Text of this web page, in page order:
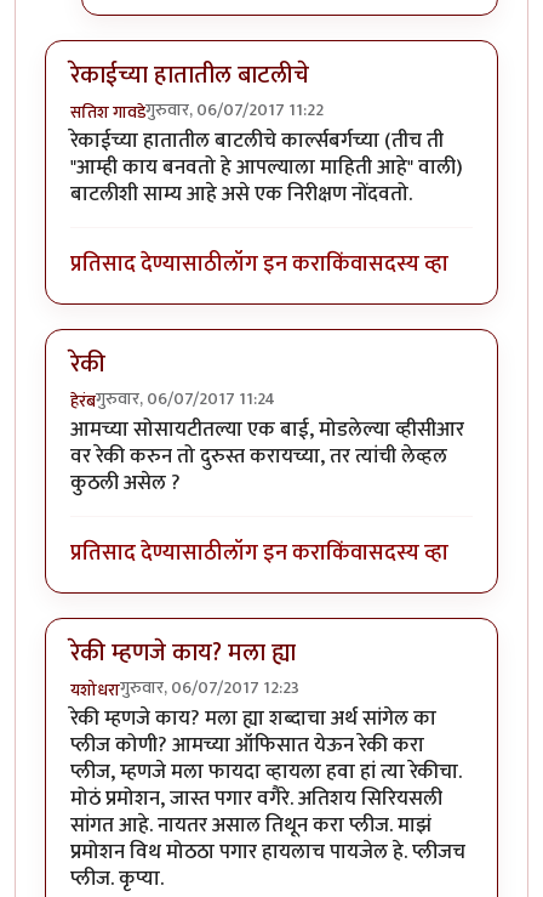
रेकाईच्या हातातील बाटलीचे
सतिश गावडेगुरुवार, 06/07/2017 11:22
रेकाईच्या हातातील बाटलीचे कार्ल्सबर्गच्या (तीच ती
"आम्ही काय बनवतो हे आपल्याला माहिती आहे" वाली)
बाटलीशी साम्य आहे असे एक निरीक्षण नोंदवतो.
प्रतिसाद देण्यासाठीलॉग इन कराकिंवासदस्य व्हा
रेकी
हेरंबगुरुवार, 06/07/2017 11:24
आमच्या सोसायटीतल्या एक बाई, मोडलेल्या व्हीसीआर
वर रेकी करुन तो दुरुस्त करायच्या, तर त्यांची लेव्हल
कुठली असेल ?
प्रतिसाद देण्यासाठीलॉग इन कराकिंवासदस्य व्हा
रेकी म्हणजे काय? मला ह्या
यशोधरागुरुवार, 06/07/2017 12:23
रेकी म्हणजे काय? मला ह्या शब्दाचा अर्थ सांगेल का
प्लीज कोणी? आमच्या ऑफिसात येऊन रेकी करा
प्लीज, म्हणजे मला फायदा व्हायला हवा हां त्या रेकीचा.
मोठं प्रमोशन, जास्त पगार वगैरे. अतिशय सिरियसली
सांगत आहे. नायतर असाल तिथून करा प्लीज. माझं
प्रमोशन विथ मोठठा पगार हायलाच पायजेल हे. प्लीजच
प्लीज. कृप्या.